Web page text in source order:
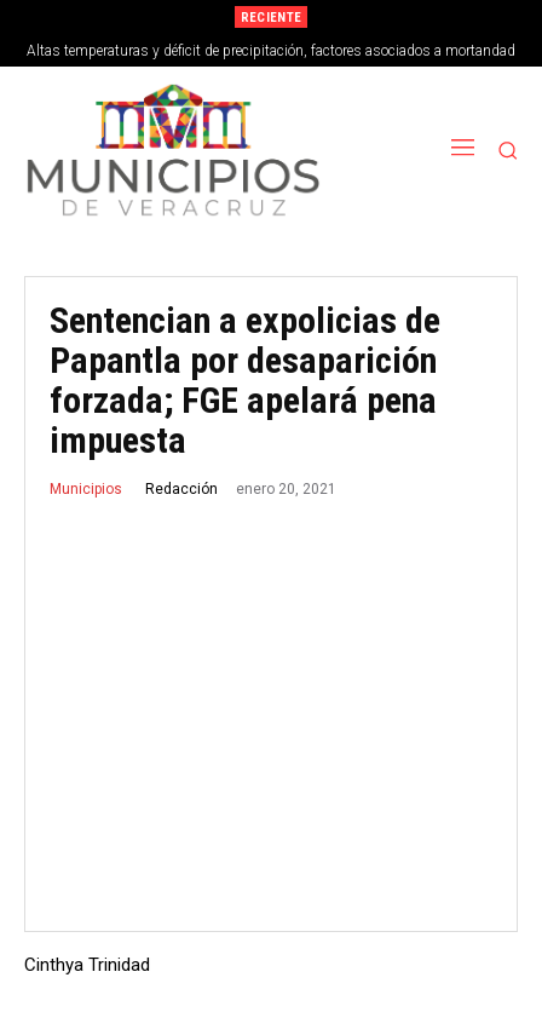
RECIENTE
Altas temperaturas y déficit de precipitación, factores asociados a mortandad
de peces en Vega de Alatorre
Sentencian a expolicias de
Papantla por desaparición
forzada; FGE apelará pena
impuesta
Municipios Redacción enero 20, 2021
Cinthya Trinidad